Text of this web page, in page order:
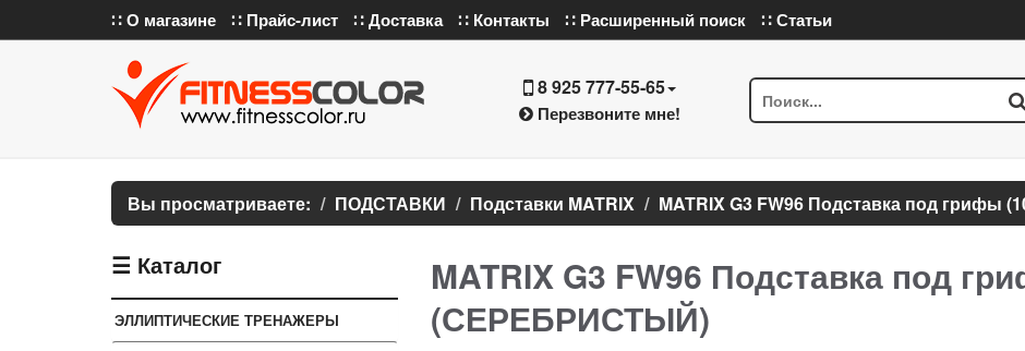
∷ О магазине ∷ Прайс-лист ∷ Доставка ∷ Контакты ∷ Расширенный поиск ∷ Статьи
8 925 777-55-65
Перезвоните мне!
Вы просматриваете: ПОДСТАВКИ Подставки MATRIX MATRIX G3 FW96 Подставка под
☰ Каталог
ЭЛЛИПТИЧЕСКИЕ ТРЕНАЖЕРЫ
MATRIX G3 FW96 Подставка под
(СЕРЕБРИСТЫЙ)